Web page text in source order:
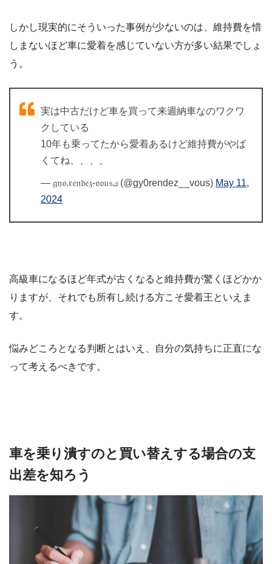
しかし現実的にそういった事例が少ないのは、維持費を惜
しまないほど車に愛着を感じていない方が多い結果でしょ
う。
実は中古だけど車を買って来週納車なのワクワ
クしている
10年も乗ってたから愛着あるけど維持費がやば
くてね、、、、
— 𝔤𝔶𝔬.𝔯𝔢𝔫𝔡𝔢𝔷-𝔳𝔬𝔲𝔰⊿ (@gy0rendez__vous) May 11,
2024
高級車になるほど年式が古くなると維持費が驚くほどかか
りますが、それでも所有し続ける方こそ愛着王といえま
す。
悩みどころとなる判断とはいえ、自分の気持ちに正直にな
って考えるべきです。
車を乗り潰すのと買い替えする場合の支
出差を知ろう